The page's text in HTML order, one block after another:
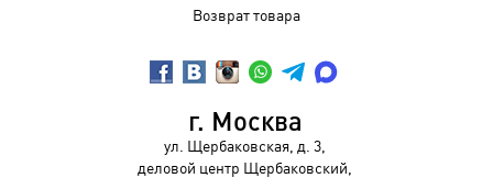
Возврат товара
г. Москва
ул. Щербаковская, д. 3,
деловой центр Щербаковский,